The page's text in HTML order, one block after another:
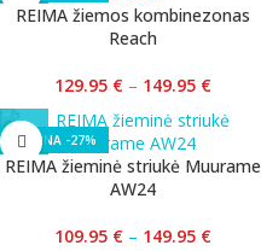
REIMA žiemos kombinezonas
Reach
129.95 € – 149.95 €
-27%
REIMA žieminė striukė Muurame
AW24
109.95 € – 149.95 €